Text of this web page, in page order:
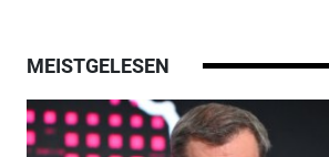
MEISTGELESEN